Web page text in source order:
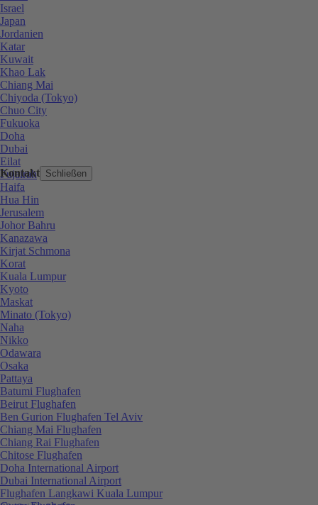
Kontakt Schließen
Israel
Japan
Jordanien
Katar
Kuwait
Khao Lak
Chiang Mai
Chiyoda (Tokyo)
Chuo City
Fukuoka
Doha
Dubai
Eilat
Fujairah
Haifa
Hua Hin
Jerusalem
Johor Bahru
Kanazawa
Kirjat Schmona
Korat
Kuala Lumpur
Kyoto
Maskat
Minato (Tokyo)
Naha
Nikko
Odawara
Osaka
Pattaya
Batumi Flughafen
Beirut Flughafen
Ben Gurion Flughafen Tel Aviv
Chiang Mai Flughafen
Chiang Rai Flughafen
Chitose Flughafen
Doha International Airport
Dubai International Airport
Flughafen Langkawi Kuala Lumpur